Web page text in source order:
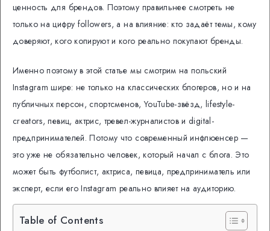
ценность для брендов. Поэтому правильнее смотреть не
только на цифру followers, а на влияние: кто задаёт темы, кому
доверяют, кого копируют и кого реально покупают бренды.
Именно поэтому в этой статье мы смотрим на польский
Instagram шире: не только на классических блогеров, но и на
публичных персон, спортсменов, YouTube-звёзд, lifestyle-
creators, певиц, актрис, тревел-журналистов и digital-
предпринимателей. Потому что современный инфлюенсер —
это уже не обязательно человек, который начал с блога. Это
может быть футболист, актриса, певица, предприниматель или
эксперт, если его Instagram реально влияет на аудиторию.
Table of Contents